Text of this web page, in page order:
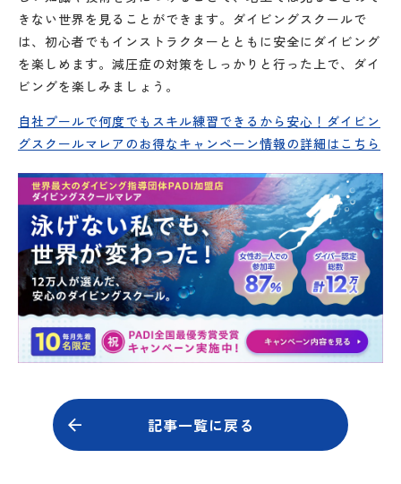
きない世界を見ることができます。ダイビングスクールで
は、初心者でもインストラクターとともに安全にダイビング
を楽しめます。減圧症の対策をしっかりと行った上で、ダイ
ビングを楽しみましょう。
自社プールで何度でもスキル練習できるから安心！ダイビン
グスクールマレアのお得なキャンペーン情報の詳細はこちら
記事一覧に戻る